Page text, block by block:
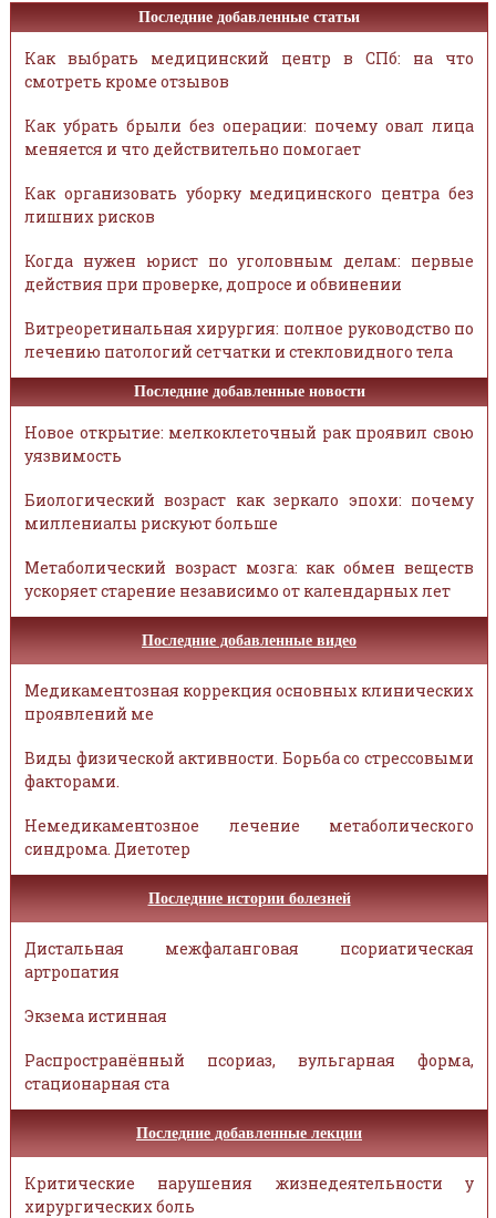
Последние добавленные статьи
Как выбрать медицинский центр в СПб: на что
смотреть кроме отзывов
Как убрать брыли без операции: почему овал лица
меняется и что действительно помогает
Как организовать уборку медицинского центра без
лишних рисков
Когда нужен юрист по уголовным делам: первые
действия при проверке, допросе и обвинении
Витреоретинальная хирургия: полное руководство по
лечению патологий сетчатки и стекловидного тела
Последние добавленные новости
Новое открытие: мелкоклеточный рак проявил свою
уязвимость
Биологический возраст как зеркало эпохи: почему
миллениалы рискуют больше
Метаболический возраст мозга: как обмен веществ
ускоряет старение независимо от календарных лет
Последние добавленные видео
Медикаментозная коррекция основных клинических
проявлений ме
Виды физической активности. Борьба со стрессовыми
факторами.
Немедикаментозное лечение метаболического
синдрома. Диетотер
Последние истории болезней
Дистальная межфаланговая псориатическая
артропатия
Экзема истинная
Распространённый псориаз, вульгарная форма,
стационарная ста
Последние добавленные лекции
Критические нарушения жизнедеятельности у
хирургических боль